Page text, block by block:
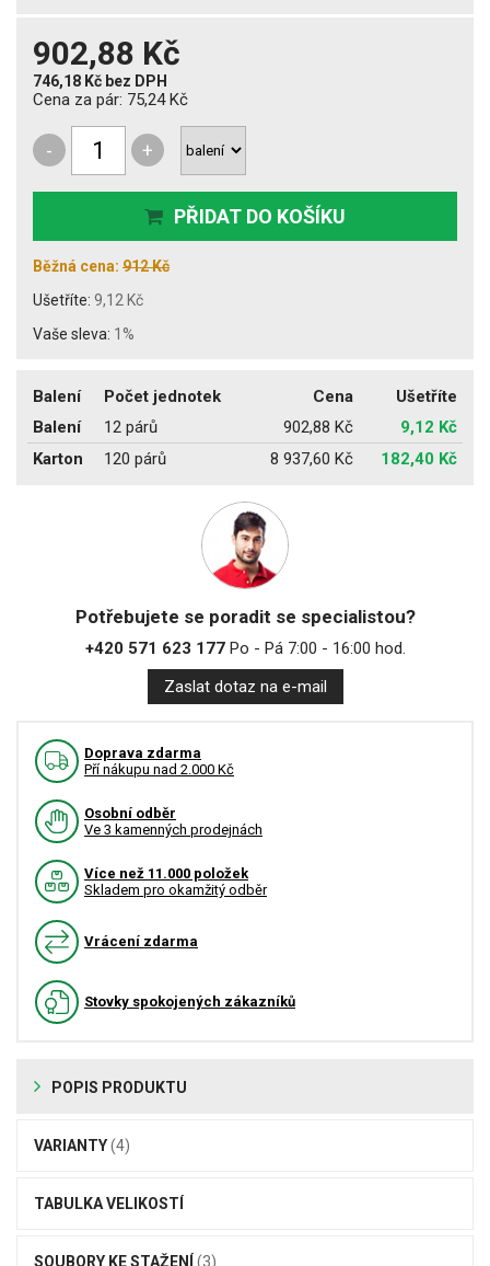
902,88 Kč
746,18 Kč bez DPH
Cena za pár: 75,24 Kč
- +
PŘIDAT DO KOŠÍKU
Běžná cena: 912 Kč
Ušetříte: 9,12 Kč
Vaše sleva: 1%
Balení Počet jednotek Cena
Ušetříte
Balení
12 párů 902,88 Kč
9,12 Kč
Karton
120 párů 8 937,60 Kč 182,40 Kč
Potřebujete se poradit se specialistou?
+420 571 623 177Po - Pá 7:00 - 16:00 hod.
Zaslat dotaz na e-mail
Doprava zdarma
Pří nákupu nad 2.000 Kč
Osobní odběr
Ve 3 kamenných prodejnách
Více než 11.000 položek
Skladem pro okamžitý odběr
Vrácení zdarma
Stovky spokojených zákazníků
POPIS PRODUKTU
VARIANTY(4)
TABULKA VELIKOSTÍ
SOUBORY KE STAŽENÍ (3)